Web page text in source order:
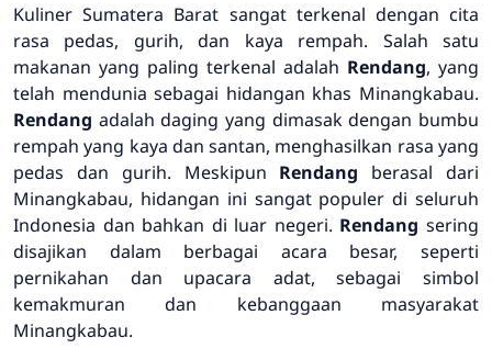
Kuliner Sumatera Barat sangat terkenal dengan cita
rasa pedas, gurih, dan kaya rempah. Salah satu
makanan yang paling terkenal adalah Rendang, yang
telah mendunia sebagai hidangan khas Minangkabau.
Rendang adalah daging yang dimasak dengan bumbu
rempah yang kaya dan santan, menghasilkan rasa yang
pedas dan gurih. Meskipun Rendang berasal dari
Minangkabau, hidangan ini sangat populer di seluruh
Indonesia dan bahkan di luar negeri. Rendang sering
disajikan dalam berbagai acara besar, seperti
pernikahan dan upacara adat, sebagai simbol
kemakmuran dan kebanggaan masyarakat
Minangkabau.